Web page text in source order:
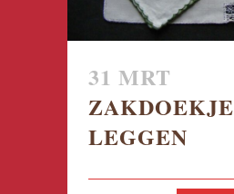
31 MRT
ZAKDOEKJE
LEGGEN